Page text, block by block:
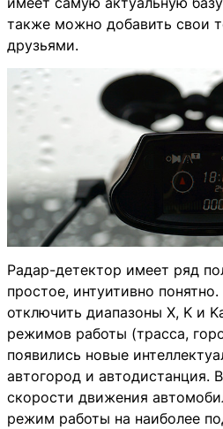
также можно добавить свои
друзьями.
Радар-детектор имеет ряд
простое, интуитивно
отключить диапазоны X, K и
режимов работы (трасса,
появились новые
автогород и автодистанция.
скорости движения
режим работы на наиболее